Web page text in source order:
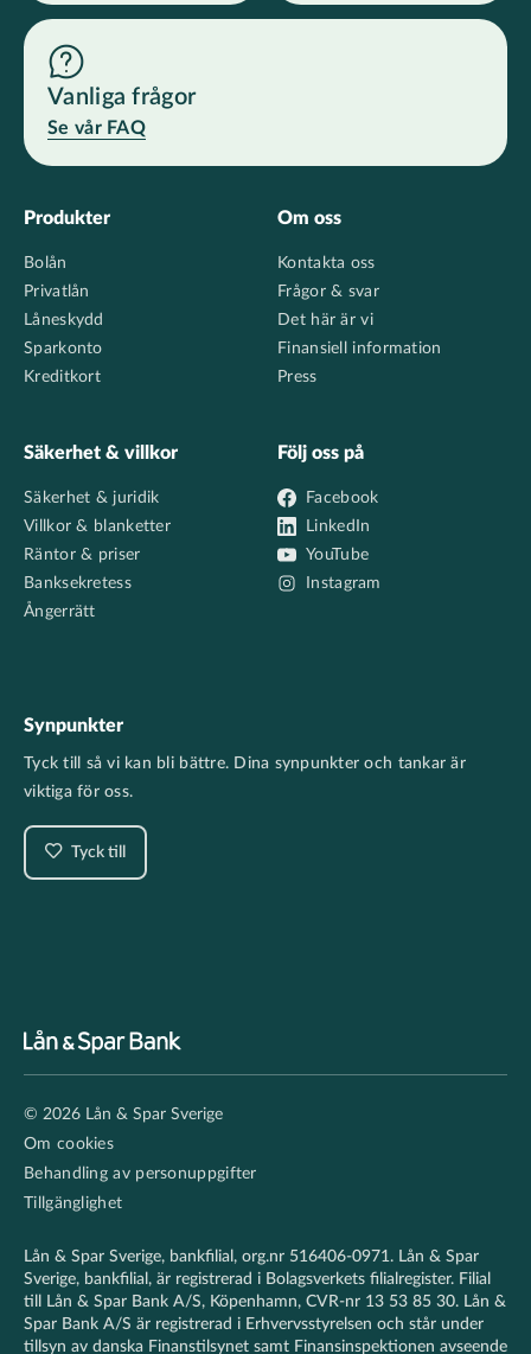
Vanliga frågor
Se vår FAQ
Footer
Produkter
Bolån
Privatlån
Låneskydd
Sparkonto
Kreditkort
Om oss
Kontakta oss
Frågor & svar
Det här är vi
Finansiell information
Press
Säkerhet & villkor
Säkerhet & juridik
Villkor & blanketter
Räntor & priser
Banksekretess
Ångerrätt
Följ oss på
Facebook
LinkedIn
YouTube
Instagram
Synpunkter
Tyck till så vi kan bli bättre. Dina synpunkter och tankar är
viktiga för oss.
Tyck till
secondary
© 2026 Lån & Spar Sverige
Om cookies
Behandling av personuppgifter
Tillgänglighet
Lån & Spar Sverige, bankfilial, org.nr 516406-0971. Lån & Spar
Sverige, bankfilial, är registrerad i Bolagsverkets filialregister. Filial
till Lån & Spar Bank A/S, Köpenhamn, CVR-nr 13 53 85 30. Lån &
Spar Bank A/S är registrerad i Erhvervsstyrelsen och står under
tillsyn av danska Finanstilsynet samt Finansinspektionen avseende